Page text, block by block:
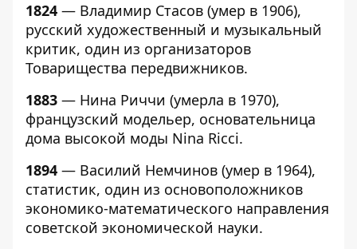
1824 — Владимир Стасов (умер в 1906),
русский художественный и музыкальный
критик, один из организаторов
Товарищества передвижников.
1883 — Нина Риччи (умерла в 1970),
французский модельер, основательница
дома высокой моды Nina Ricci.
1894 — Василий Немчинов (умер в 1964),
статистик, один из основоположников
экономико-математического направления
советской экономической науки.